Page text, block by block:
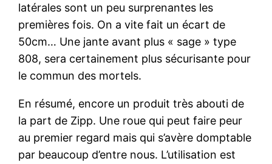
latérales sont un peu surprenantes les
premières fois. On a vite fait un écart de
50cm… Une jante avant plus « sage » type
808, sera certainement plus sécurisante pour
le commun des mortels.
En résumé, encore un produit très abouti de
la part de Zipp. Une roue qui peut faire peur
au premier regard mais qui s’avère domptable
par beaucoup d’entre nous. L’utilisation est